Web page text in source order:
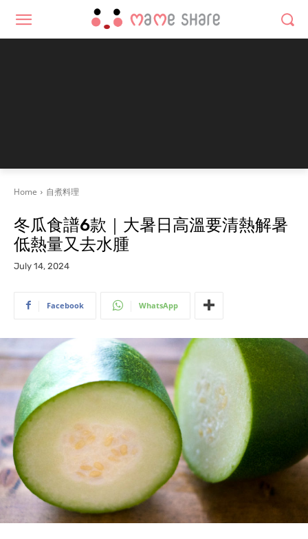
Home 自煮料理
冬瓜食譜6款｜大暑日高溫要清熱解暑
低熱量又去水腫
July 14, 2024
Facebook WhatsApp